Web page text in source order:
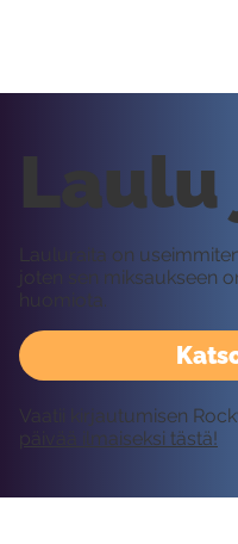
Laulu
Lauluraita on
joten sen miksaukseen
huomiota.
Vaatii kirjautumisen
päivää ilmaiseksi tästä!